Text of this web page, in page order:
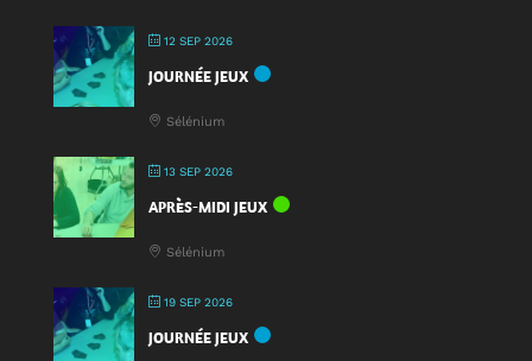
12 SEP 2026
JOURNÉE JEUX
Sélénium
13 SEP 2026
APRÈS-MIDI JEUX
Sélénium
19 SEP 2026
JOURNÉE JEUX